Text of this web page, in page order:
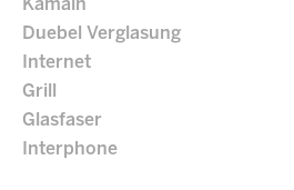
Kamäin
Duebel Verglasung
Internet
Grill
Glasfaser
Interphone